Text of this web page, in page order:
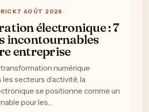
7 AOÛT 2026
électronique : 7
incontournables
entreprise
transformation numérique
secteurs d’activité, la
se positionne comme un
pour les…